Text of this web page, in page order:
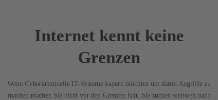
Internet kennt keine
Grenzen
Wenn Cyberkriminelle IT-Systeme kapern möchten um damit Angriffe zu
machen machen Sie nicht vor den Grenzen halt. Sie suchen weltweit nach